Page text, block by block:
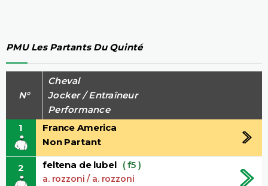
PMU Les Partants Du Quinté
N°
Cheval
Jocker / Entraîneur
Performance
1
France America
Non Partant
2 feltena de lubel ( f5 )
a. rozzoni / a. rozzoni